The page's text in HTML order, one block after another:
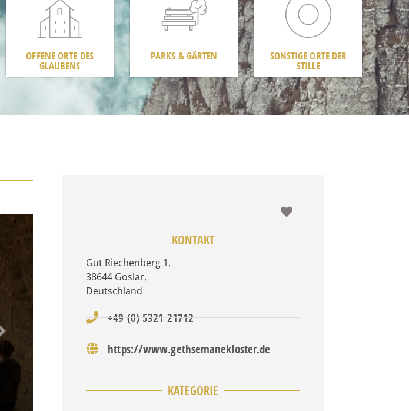
OFFENE ORTE DES
GLAUBENS
PARKS & GÄRTEN SONSTIGE ORTE DER
STILLE
Nächstes
KONTAKT
Gut Riechenberg 1,
38644 Goslar,
Deutschland
+49 (0) 5321 21712
https://www.gethsemanekloster.de
KATEGORIE